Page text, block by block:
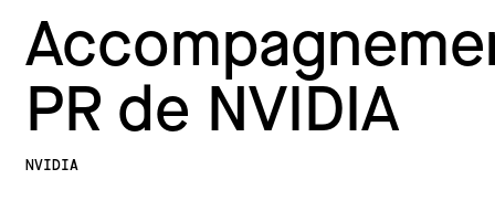
PR de NVIDIA
NVIDIA